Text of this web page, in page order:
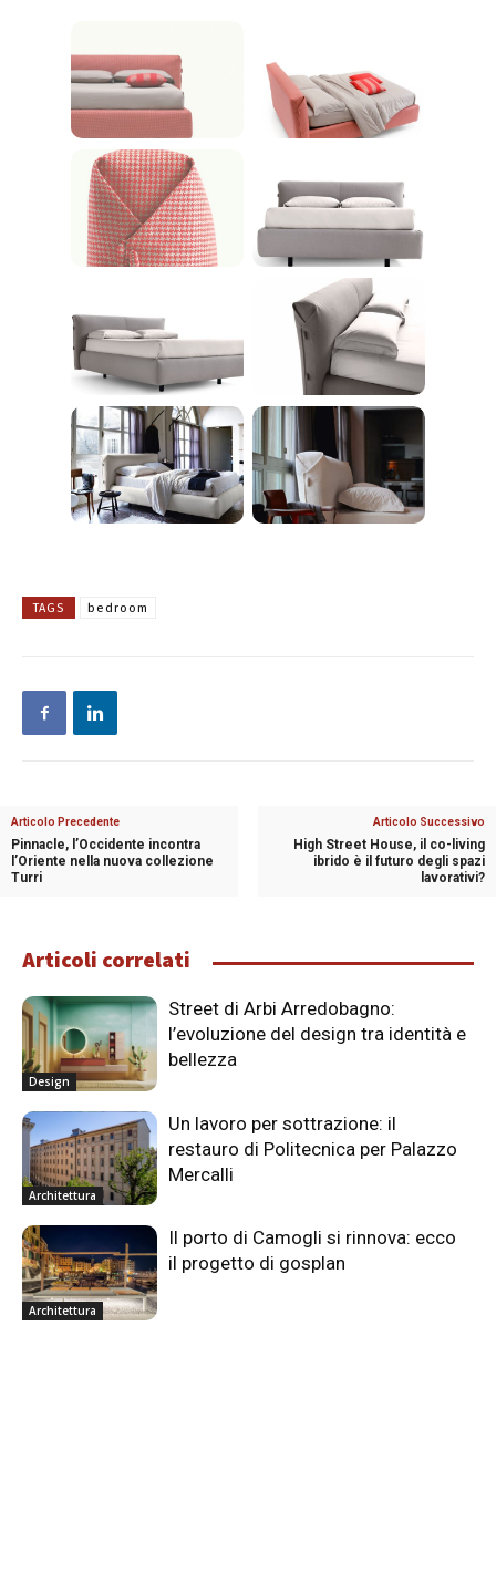
TAGS bedroom
Articolo Precedente
Pinnacle, l’Occidente incontra
l’Oriente nella nuova collezione
Turri
Articolo Successivo
High Street House, il co-living
ibrido è il futuro degli spazi
lavorativi?
Articoli correlati
Design
Street di Arbi Arredobagno:
l’evoluzione del design tra identità e
bellezza
Architettura
Un lavoro per sottrazione: il
restauro di Politecnica per Palazzo
Mercalli
Architettura
Il porto di Camogli si rinnova: ecco
il progetto di gosplan